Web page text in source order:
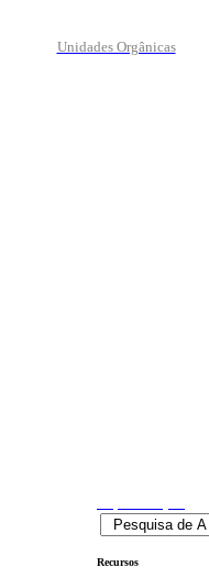
Unidades Orgânicas
Recursos